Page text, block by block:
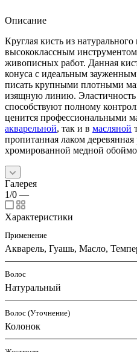
Описание
Круглая кисть из натурального
высококлассным
живописных работ. Данная
конуса с идеальным
писать крупными плотными
изящную линию. Эластичность
способствуют полному
ценится профессиональными
акварельной, так и в масляной
пропитанная лаком
хромированной медной
Галерея
1/0 —
Характеристики
Применение
Акварель, Гуашь, Масло,
Волос
Натуральный
Волос (Уточнение)
Колонок